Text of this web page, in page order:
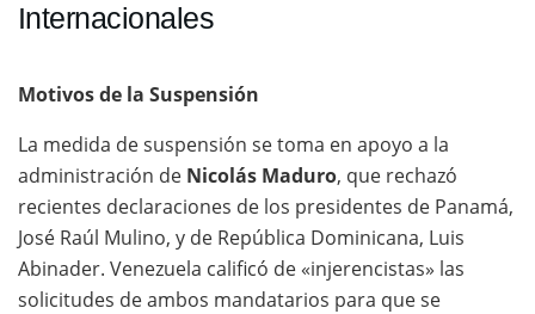
Internacionales
Motivos de la Suspensión
La medida de suspensión se toma en apoyo a la
administración de Nicolás Maduro, que rechazó
recientes declaraciones de los presidentes de Panamá,
José Raúl Mulino, y de República Dominicana, Luis
Abinader. Venezuela calificó de «injerencistas» las
solicitudes de ambos mandatarios para que se